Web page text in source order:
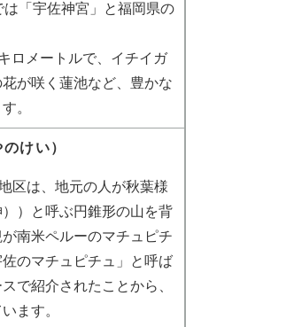
「宇佐神宮」と福岡県の
ロメートルで、イチイガ
が咲く蓮池など、豊かな
。
けい）
区は、地元の人が秋葉様
））と呼ぶ円錐形の山を背
南米ペルーのマチュピチ
のマチュピチュ」と呼ば
で紹介されたことから、
ます。